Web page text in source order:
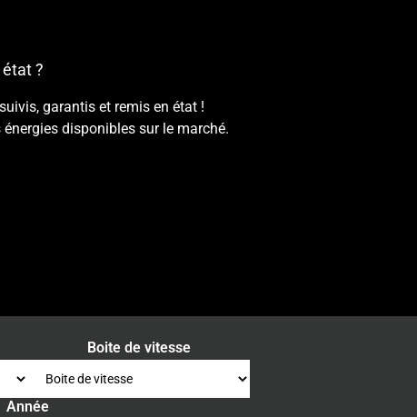
?
garantis et remis en état !
disponibles sur le marché.
Boite de vitesse
Année